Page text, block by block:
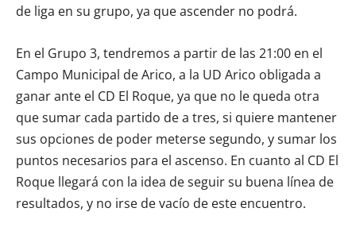
de liga en su grupo, ya que ascender no podrá.
En el Grupo 3, tendremos a partir de las 21:00 en el
Campo Municipal de Arico, a la UD Arico obligada a
ganar ante el CD El Roque, ya que no le queda otra
que sumar cada partido de a tres, si quiere mantener
sus opciones de poder meterse segundo, y sumar los
puntos necesarios para el ascenso. En cuanto al CD El
Roque llegará con la idea de seguir su buena línea de
resultados, y no irse de vacío de este encuentro.